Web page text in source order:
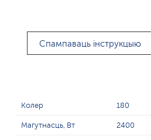
Спампаваць інструкцыю
Колер 180
Магутнасць, Вт 2400